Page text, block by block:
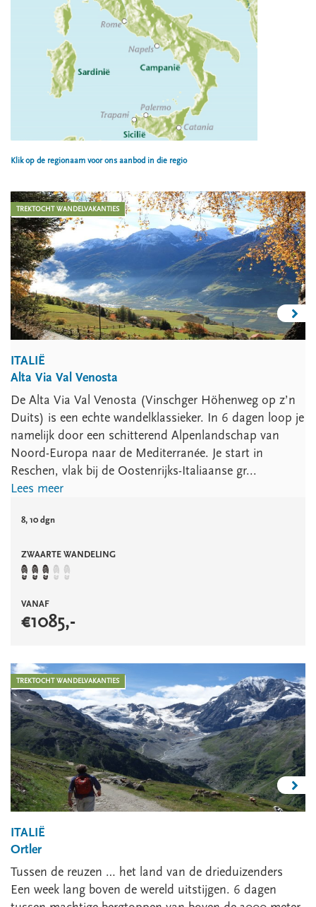
Klik op de regionaam voor ons aanbod in die regio
TREKTOCHT WANDELVAKANTIES
ITALIË
Alta Via Val Venosta
De Alta Via Val Venosta (Vinschger Höhenweg op z’n
Duits) is een echte wandelklassieker. In 6 dagen loop je
namelijk door een schitterend Alpenlandschap van
Noord-Europa naar de Mediterranée. Je start in
Reschen, vlak bij de Oostenrijks-Italiaanse gr...
Lees meer
8, 10 dgn
ZWAARTE WANDELING
VANAF
€1085,-
TREKTOCHT WANDELVAKANTIES
ITALIË
Ortler
Tussen de reuzen … het land van de drieduizenders
Een week lang boven de wereld uitstijgen. 6 dagen